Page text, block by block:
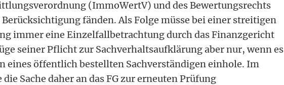
(ImmoWertV) und des Bewertungsrechts
fänden. Als Folge müsse bei einer streitigen
immer eine Einzelfallbetrachtung durch das Finanzgericht
seiner Pflicht zur Sachverhaltsaufklärung aber nur, wenn es
eines öffentlich bestellten Sachverständigen einhole. Im
Sache daher an das FG zur erneuten Prüfung